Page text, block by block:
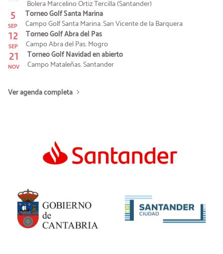
Bolera Marcelino Ortiz Tercilla (Santander)
5
SEP
Torneo Golf Santa Marina
Campo Golf Santa Marina. San Vicente de la Barquera
12
SEP
Torneo Golf Abra del Pas
Campo Abra del Pas. Mogro
21
NOV
Torneo Golf Navidad en abierto
Campo Mataleñas. Santander
Ver agenda completa